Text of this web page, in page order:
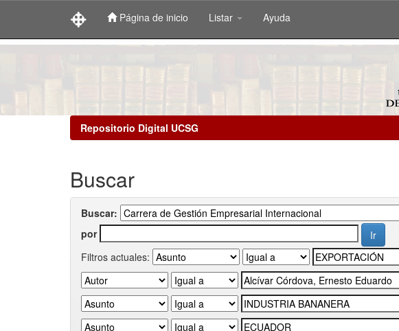
Página de inicio Listar Ayuda
Repositorio Digital UCSG
Buscar
Buscar:
por
Filtros actuales: